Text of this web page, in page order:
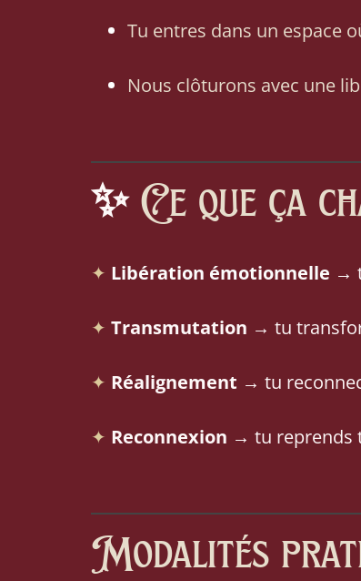
Tu entres dans un espace
Nous clôturons avec une
✨ Ce que ça
✦ Libération émotionnelle →
✦ Transmutation → tu
✦ Réalignement → tu
✦ Reconnexion → tu reprends
Modalités